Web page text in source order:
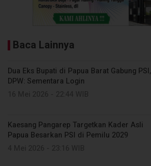
Baca Lainnya
Dua Eks Bupati di Papua Barat Gabung PSI,
DPW: Sementara Login
Kaesang Pangarep Targetkan Kader Asli
Papua Besarkan PSI di Pemilu 2029